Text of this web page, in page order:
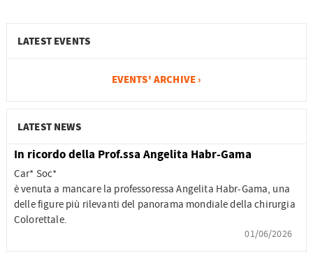
LATEST EVENTS
EVENTS' ARCHIVE ›
LATEST NEWS
In ricordo della Prof.ssa Angelita Habr-Gama
Car* Soc*
è venuta a mancare la professoressa Angelita Habr-Gama, una
delle figure più rilevanti del panorama mondiale della chirurgia
Colorettale.
01/06/2026